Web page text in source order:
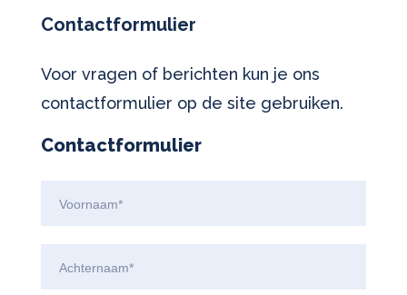
Contactformulier
Voor vragen of berichten kun je ons
contactformulier op de site gebruiken.
Contactformulier